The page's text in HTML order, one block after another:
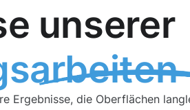
unserer
Ergebnisse, die Oberflächen